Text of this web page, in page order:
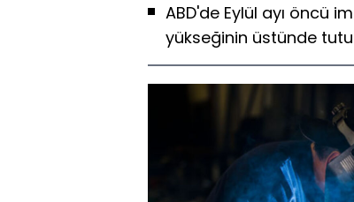
ABD'de Eylül ayı öncü
yükseğinin üstünde